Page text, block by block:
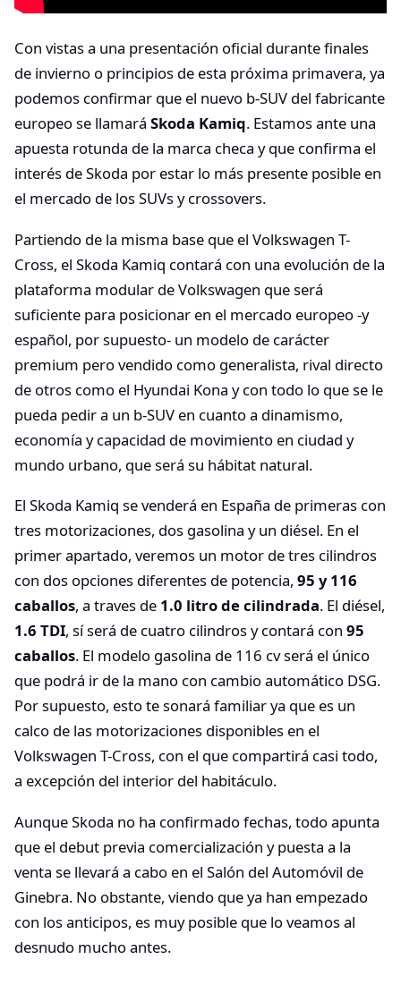
Con vistas a una presentación oficial durante finales
de invierno o principios de esta próxima primavera, ya
podemos confirmar que el nuevo b-SUV del fabricante
europeo se llamará Skoda Kamiq. Estamos ante una
apuesta rotunda de la marca checa y que confirma el
interés de Skoda por estar lo más presente posible en
el mercado de los SUVs y crossovers.
Partiendo de la misma base que el Volkswagen T-
Cross, el Skoda Kamiq contará con una evolución de la
plataforma modular de Volkswagen que será
suficiente para posicionar en el mercado europeo -y
español, por supuesto- un modelo de carácter
premium pero vendido como generalista, rival directo
de otros como el Hyundai Kona y con todo lo que se le
pueda pedir a un b-SUV en cuanto a dinamismo,
economía y capacidad de movimiento en ciudad y
mundo urbano, que será su hábitat natural.
El Skoda Kamiq se venderá en España de primeras con
tres motorizaciones, dos gasolina y un diésel. En el
primer apartado, veremos un motor de tres cilindros
con dos opciones diferentes de potencia, 95 y 116
caballos, a traves de 1.0 litro de cilindrada. El diésel,
1.6 TDI, sí será de cuatro cilindros y contará con 95
caballos. El modelo gasolina de 116 cv será el único
que podrá ir de la mano con cambio automático DSG.
Por supuesto, esto te sonará familiar ya que es un
calco de las motorizaciones disponibles en el
Volkswagen T-Cross, con el que compartirá casi todo,
a excepción del interior del habitáculo.
Aunque Skoda no ha confirmado fechas, todo apunta
que el debut previa comercialización y puesta a la
venta se llevará a cabo en el Salón del Automóvil de
Ginebra. No obstante, viendo que ya han empezado
con los anticipos, es muy posible que lo veamos al
desnudo mucho antes.